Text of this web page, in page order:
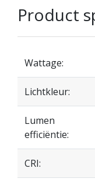
Product
Wattage:
Lichtkleur:
Lumen
efficiëntie:
CRI: